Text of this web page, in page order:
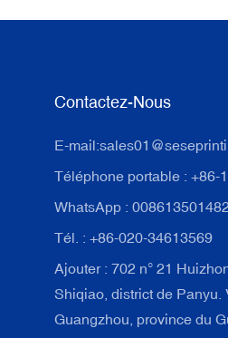
Contactez-Nous
E-mail:
Téléphone portable : +86-
WhatsApp :
Tél. : +86-020-34613569
Ajouter : 702 n° 21
Shiqiao, district de Panyu.
Guangzhou, province du